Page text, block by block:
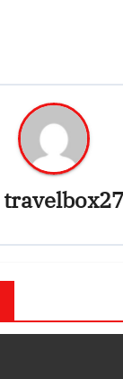
travelbox27_